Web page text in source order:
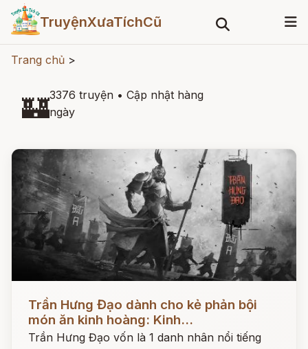
TruyệnXưaTíchCũ
Trang chủ >
🏰3376 truyện • Cập nhật hàng
ngày
Đọc ngay
Trần Hưng Đạo dành cho kẻ phản bội
món ăn kinh hoàng: Kinh...
Trần Hưng Đạo vốn là 1 danh nhân nổi tiếng